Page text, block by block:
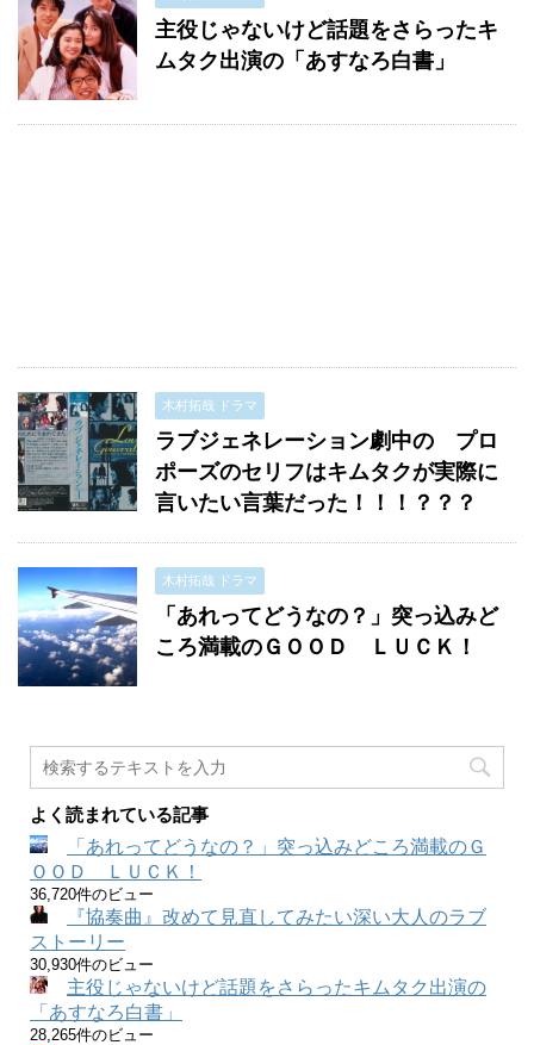
主役じゃないけど話題をさらったキ
ムタク出演の「あすなろ白書」
木村拓哉 ドラマ
ラブジェネレーション劇中の プロ
ポーズのセリフはキムタクが実際に
言いたい言葉だった！！！？？？
木村拓哉 ドラマ
「あれってどうなの？」突っ込みど
ころ満載のＧＯＯＤ ＬＵＣＫ！
よく読まれている記事
「あれってどうなの？」突っ込みどころ満載のＧ
ＯＯＤ ＬＵＣＫ！
36,720件のビュー
『協奏曲』改めて見直してみたい深い大人のラブ
ストーリー
30,930件のビュー
主役じゃないけど話題をさらったキムタク出演の
「あすなろ白書」
28,265件のビュー